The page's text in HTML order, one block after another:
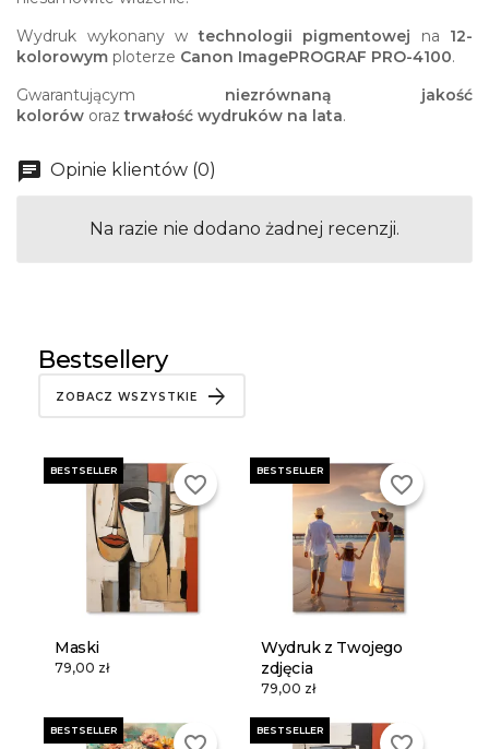
Wydruk wykonany wtechnologii pigmentowej na 12-
kolorowym ploterze Canon ImagePROGRAF PRO-4100.
Gwarantującym niezrównaną jakość
kolorów oraztrwałość wydruków na lata.
Opinie klientów (0)
Na razie nie dodano żadnej recenzji.
Bestsellery
ZOBACZ WSZYSTKIE
Maski
79,00 zł
BESTSELLER
favorite_border
Wydruk z Twojego
zdjęcia
79,00 zł
BESTSELLER
favorite_border
BESTSELLER BESTSELLER